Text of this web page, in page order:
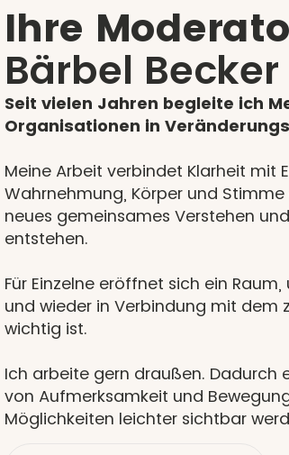
Ihre
Bärbel Becker
Seit vielen Jahren begleite ich
Organisationen in
Meine Arbeit verbindet Klarheit mit
Wahrnehmung, Körper und
neues gemeinsames Verstehen
entstehen.
Für Einzelne eröffnet sich ein
und wieder in Verbindung mit dem
wichtig ist.
Ich arbeite gern draußen. Dadurch
von Aufmerksamkeit und
Möglichkeiten leichter sichtbar